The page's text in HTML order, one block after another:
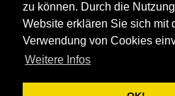
zu können. Durch die
Website erklären Sie sich mit
Verwendung von Cookies
Weitere Infos